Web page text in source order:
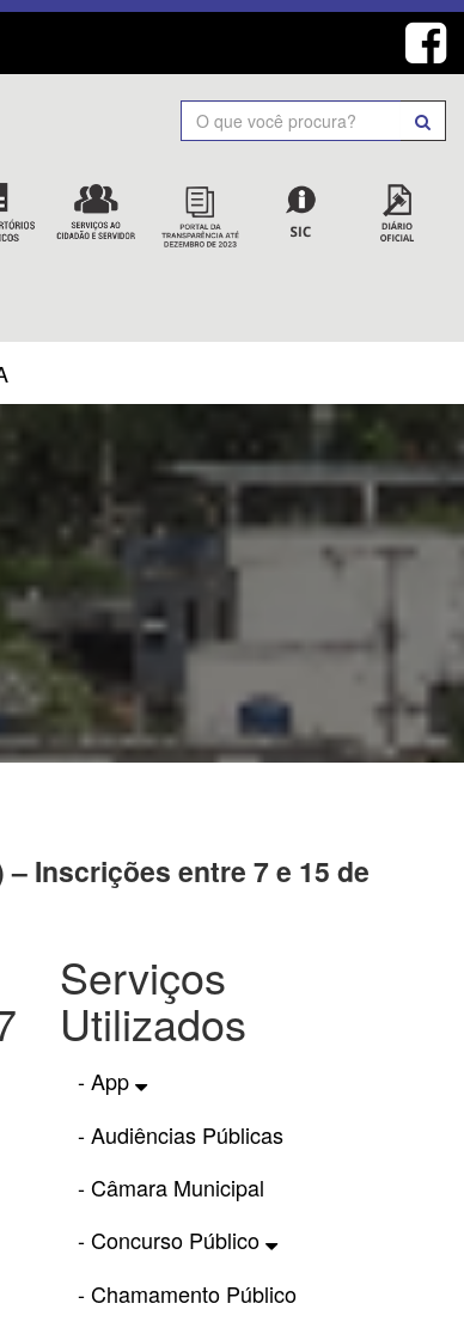
Search
– Inscrições entre 7 e 15 de
Serviços
Utilizados
- App
- Audiências Públicas
- Câmara Municipal
- Concurso Público
- Chamamento Público